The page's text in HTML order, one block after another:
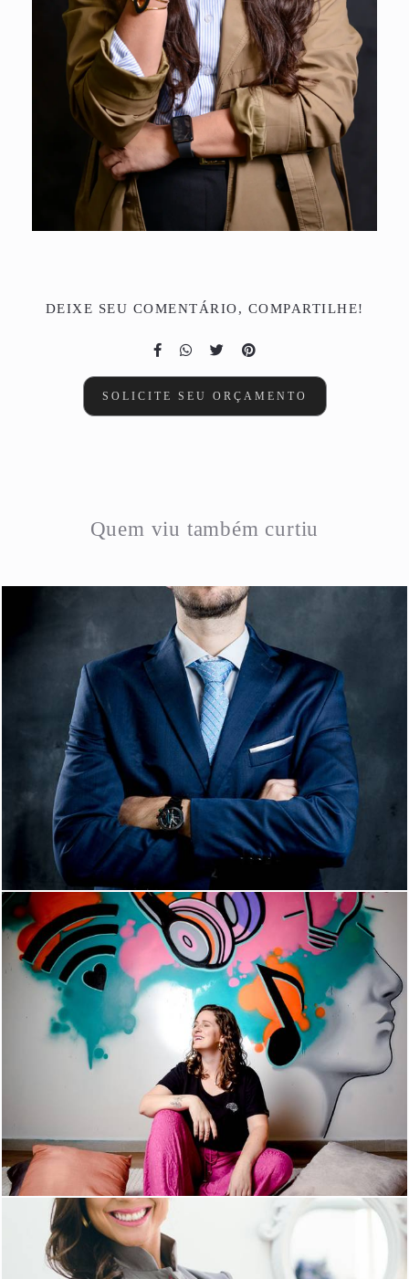
DEIXE SEU COMENTÁRIO, COMPARTILHE!
SOLICITE SEU ORÇAMENTO
Quem viu também curtiu
495 1
706